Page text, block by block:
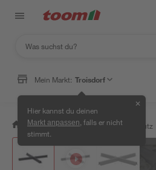
Mein Markt: Troisdorf
Hier kannst du deinen
Markt anpassen , falls er nicht
stimmt.
✕
/ Garten & Freizeit / Sonnenschutz